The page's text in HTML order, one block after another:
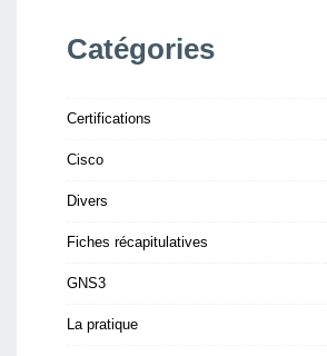
Catégories
Certifications
Cisco
Divers
Fiches récapitulatives
GNS3
La pratique